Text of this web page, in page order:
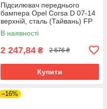
Підсилювач переднього
бампера Opel Corsa D 07-14
верхній, сталь (Тайвань) FP
5213 940
В наявності
2 247,84 ₴ 2 676 ₴
Купити
–16%